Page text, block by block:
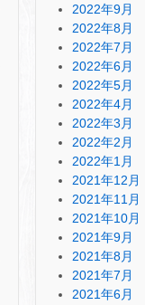
2022年9月
2022年8月
2022年7月
2022年6月
2022年5月
2022年4月
2022年3月
2022年2月
2022年1月
2021年12月
2021年11月
2021年10月
2021年9月
2021年8月
2021年7月
2021年6月